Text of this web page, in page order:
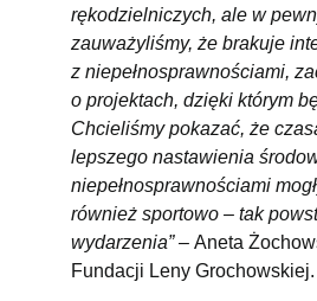
rękodzielniczych, ale w
zauważyliśmy, że brakuje
z niepełnosprawnościami,
o projektach, dzięki którym
Chcieliśmy pokazać, że
lepszego nastawienia
niepełnosprawnościami
również sportowo – tak
wydarzenia” – Aneta
Fundacji Leny Grochowskiej.